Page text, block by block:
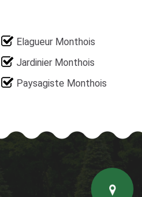
Elagueur Monthois
Jardinier Monthois
Paysagiste Monthois